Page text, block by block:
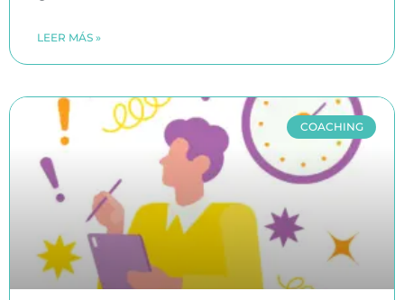
LEER MÁS »
COACHING